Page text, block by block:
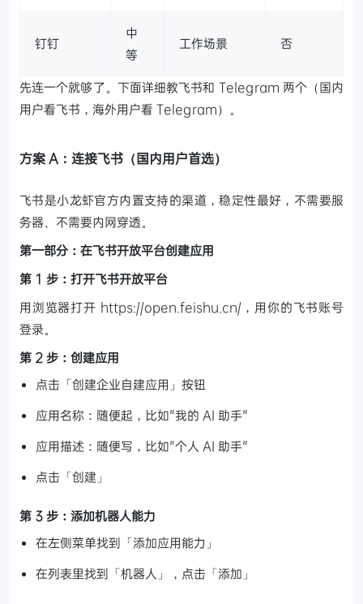
钉钉
中
等
工作场景 否
先连一个就够了。下面详细教飞书和 Telegram 两个（国内
用户看飞书，海外用户看 Telegram）。
方案 A：连接飞书（国内用户首选）
飞书是小龙虾官方内置支持的渠道，稳定性最好，不需要服
务器、不需要内网穿透。
第一部分：在飞书开放平台创建应用
第 1 步：打开飞书开放平台
用浏览器打开 https://open.feishu.cn/，用你的飞书账号
登录。
第 2 步：创建应用
点击「创建企业自建应用」按钮
应用名称：随便起，比如"我的 AI 助手"
应用描述：随便写，比如"个人 AI 助手"
点击「创建」
第 3 步：添加机器人能力
在左侧菜单找到「添加应用能力」
在列表里找到「机器人」，点击「添加」